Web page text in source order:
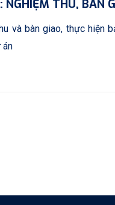
NGHIỆM THU, BÀN
và bàn giao, thực hiện
án